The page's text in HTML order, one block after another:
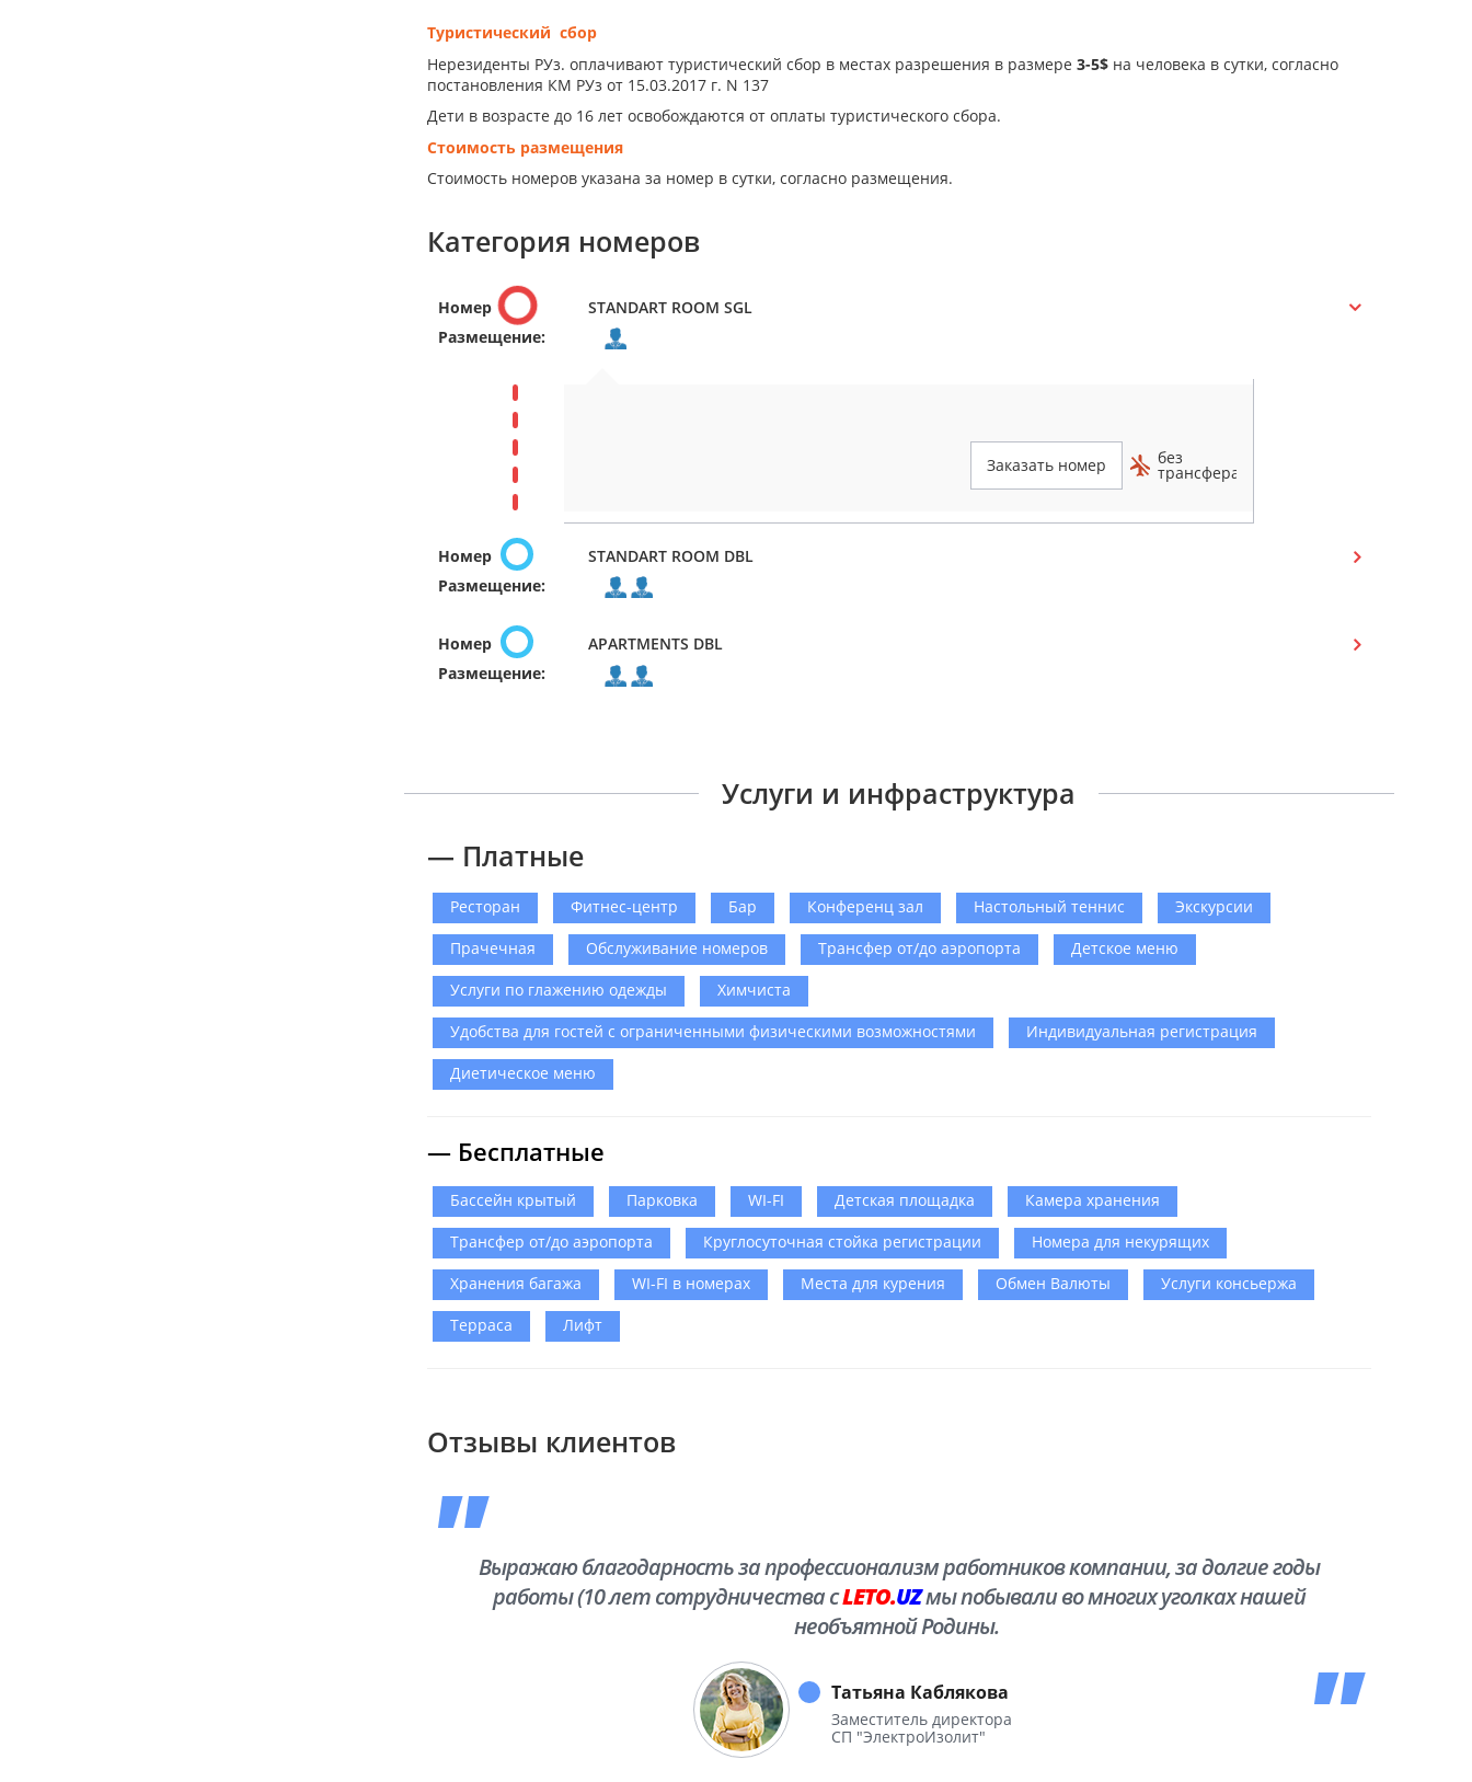
Туристический сбор
Нерезиденты РУз. оплачивают туристический сбор в местах разрешения в размере 3-5$на человека в сутки, согласно
постановления КМ РУз от 15.03.2017 г. N 137
Дети в возрасте до 16 лет освобождаются от оплаты туристического сбора.
Стоимость размещения
Стоимость номеров указана за номер в сутки, согласно размещения.
Категория номеров
Номер
STANDART ROOM SGL
Размещение:
Заказать номер без
трансфера
Номер
STANDART ROOM DBL
Размещение:
Номер
APARTMENTS DBL
Размещение:
Услуги и инфраструктура
— Платные
Ресторан Фитнес-центр Бар Конференц зал Настольный теннис
Экскурсии
Прачечная
Обслуживание номеров Трансфер от/до аэропорта
Детское меню
Услуги по глажению одежды
Химчиста
Удобства для гостей с ограниченными физическими возможностями
Индивидуальная регистрация
Диетическое меню
— Бесплатные
Бассейн крытый Парковка WI-FI Детская площадка
Камера хранения
Трансфер от/до аэропорта
Круглосуточная стойка регистрации
Номера для некурящих
Хранения багажа
WI-FI в номерах Места для курения Обмен Валюты
Услуги консьержа
Терраса
Лифт
Отзывы клиентов
Выражаю благодарность за профессионализм работников компании, за долгие годы
работы (10 лет сотрудничества сLETO.UZмы побывали во многих уголках нашей
необъятной Родины.
Татьяна Каблякова
Заместитель директора
СП "ЭлектроИзолит"